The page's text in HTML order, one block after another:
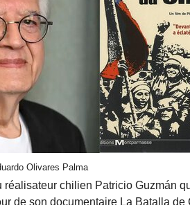
Olivares Palma
réalisateur chilien Patricio Guzmán
de son documentaire La Batalla de